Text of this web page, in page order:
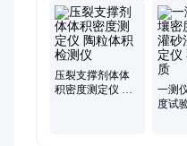
动击实仪、粗粒土垂直渗透
测、混凝土检测仪器、水泥
检测仪器、密度试验、乳化
路面材料扭剪、沥青旋转薄
混合料拌和机、脱模器、冻
压裂支撑剂体体
积密度测定仪 陶
一测
度试